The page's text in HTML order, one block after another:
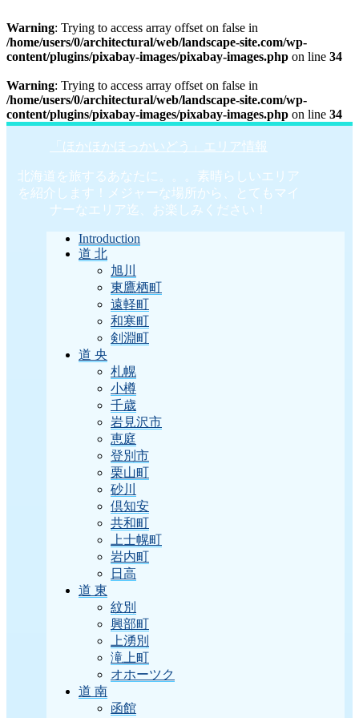
Warning: Trying to access array offset on false in
/home/users/0/architectural/web/landscape-site.com/wp-
content/plugins/pixabay-images/pixabay-images.php on line 34
Warning: Trying to access array offset on false in
/home/users/0/architectural/web/landscape-site.com/wp-
content/plugins/pixabay-images/pixabay-images.php on line 34
「ほかほかほっかいどう」エリア情報
北海道を旅するあなたに。。。素晴らしいエリア
を紹介します！メジャーな場所から、とてもマイ
ナーなエリア迄、お楽しみください！
Introduction
道 北
旭川
東鷹栖町
遠軽町
和寒町
剣淵町
道 央
札幌
小樽
千歳
岩見沢市
恵庭
登別市
栗山町
砂川
倶知安
共和町
上士幌町
岩内町
日高
道 東
紋別
興部町
上湧別
滝上町
オホーツク
道 南
函館